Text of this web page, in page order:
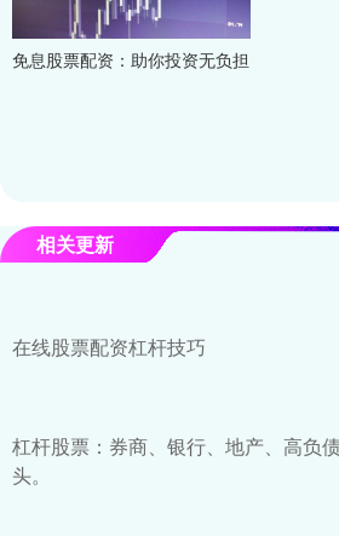
免息股票配资：助你投资无负担
相关更新
在线股票配资杠杆技巧
杠杆股票：券商、银行、地产、高负
头。